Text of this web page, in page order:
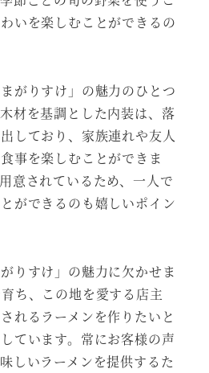
いを楽しむことができるの
がりすけ」の魅力のひとつ
材を基調とした内装は、落
しており、家族連れや友人
事を楽しむことができま
意されているため、一人で
ができるのも嬉しいポイン
りすけ」の魅力に欠かせま
ち、この地を愛する店主
れるラーメンを作りたいと
ています。常にお客様の声
しいラーメンを提供するた